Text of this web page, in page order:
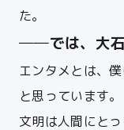
た。
──では、大石
エンタメとは、
と思っています。
文明は人間にと